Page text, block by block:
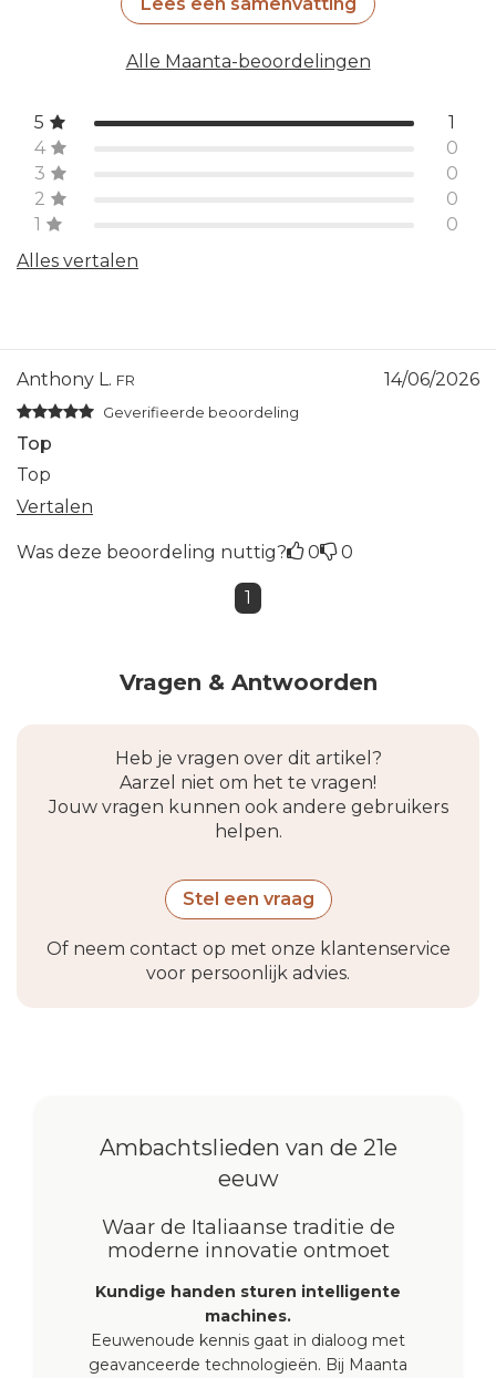
Lees een samenvatting
Alle Maanta-beoordelingen
5
1
4
0
3
0
2
0
1
0
Alles vertalen
Anthony L. FR 14/06/2026
Geverifieerde beoordeling
Top
Top
Vertalen
Was deze beoordeling nuttig? 0 0
1
Vragen & Antwoorden
Heb je vragen over dit artikel?
Aarzel niet om het te vragen!
Jouw vragen kunnen ook andere gebruikers
helpen.
Stel een vraag
Of neem contact op met onze klantenservice
voor persoonlijk advies.
Ambachtslieden van de 21e
eeuw
Waar de Italiaanse traditie de
moderne innovatie ontmoet
Kundige handen sturen intelligente
machines.
Eeuwenoude kennis gaat in dialoog met
geavanceerde technologieën. Bij Maanta